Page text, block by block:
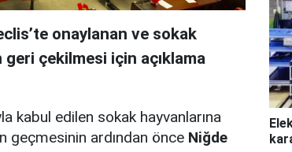
onaylanan ve sokak
geri çekilmesi için açıklama
kabul edilen sokak hayvanlarına
geçmesinin ardından önce Niğde